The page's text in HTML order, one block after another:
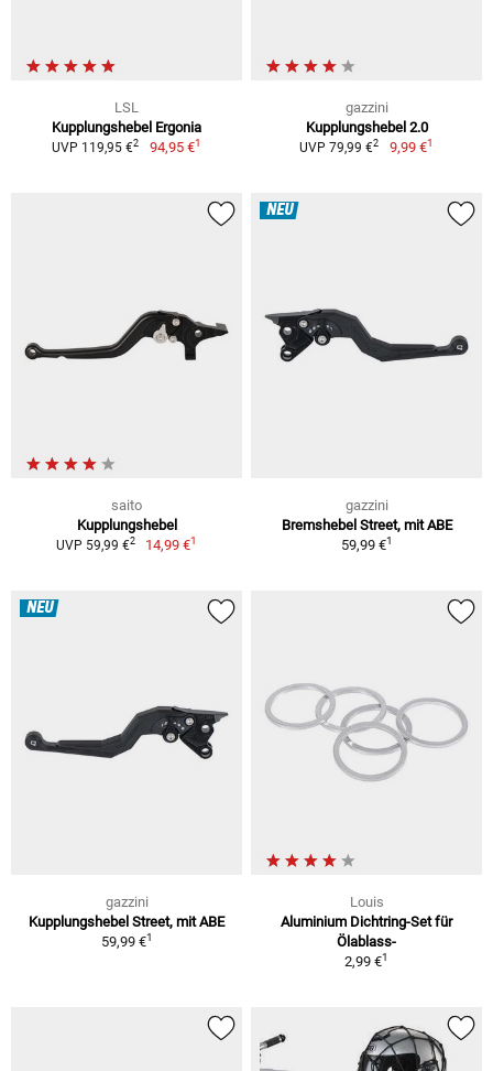
LSL
Kupplungshebel Ergonia
UVP 119,95 €2 94,95 €1
gazzini
Kupplungshebel 2.0
UVP 79,99 €2 9,99 €1
saito
Kupplungshebel
UVP 59,99 €2 14,99 €1
NEU
gazzini
Bremshebel Street, mit ABE
59,99 €1
NEU
gazzini
Kupplungshebel Street, mit ABE
59,99 €1
Louis
Aluminium Dichtring-Set für
Ölablass-
2,99 €1